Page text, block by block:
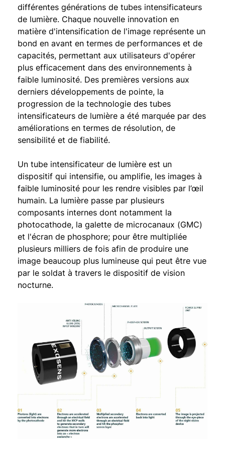
différentes générations de tubes intensificateurs
de lumière. Chaque nouvelle innovation en
matière d'intensification de l'image représente un
bond en avant en termes de performances et de
capacités, permettant aux utilisateurs d'opérer
plus efficacement dans des environnements à
faible luminosité. Des premières versions aux
derniers développements de pointe, la
progression de la technologie des tubes
intensificateurs de lumière a été marquée par des
améliorations en termes de résolution, de
sensibilité et de fiabilité.
Un tube intensificateur de lumière est un
dispositif qui intensifie, ou amplifie, les images à
faible luminosité pour les rendre visibles par l’œil
humain. La lumière passe par plusieurs
composants internes dont notamment la
photocathode, la galette de microcanaux (GMC)
et l'écran de phosphore; pour être multipliée
plusieurs milliers de fois afin de produire une
image beaucoup plus lumineuse qui peut être vue
par le soldat à travers le dispositif de vision
nocturne.